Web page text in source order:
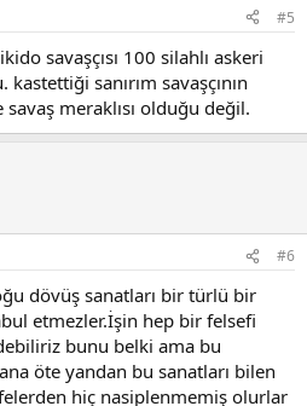
#5
savaşçısı 100 silahlı askeri
sanırım savaşçının
meraklısı olduğu değil.
#6
dövüş sanatları bir türlü bir
etmezler.İşin hep bir felsefi
bunu belki ama bu
öte yandan bu sanatları bilen
hiç nasiplenmemiş olurlar